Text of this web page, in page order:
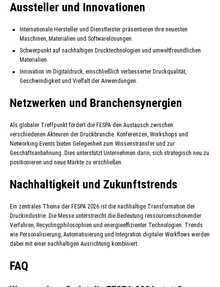
Aussteller und Innovationen
Internationale Hersteller und Dienstleister präsentieren ihre neuesten
Maschinen, Materialien und Softwarelösungen.
Schwerpunkt auf nachhaltigen Drucktechnologien und umweltfreundlichen
Materialien.
Innovation im Digitaldruck, einschließlich verbesserter Druckqualität,
Geschwindigkeit und Vielfalt der Anwendungen.
Netzwerken und Branchensynergien
Als globaler Treffpunkt fördert die FESPA den Austausch zwischen
verschiedenen Akteuren der Druckbranche. Konferenzen, Workshops und
Networking-Events bieten Gelegenheit zum Wissenstransfer und zur
Geschäftsanbahnung. Dies unterstützt Unternehmen darin, sich strategisch neu zu
positionieren und neue Märkte zu erschließen.
Nachhaltigkeit und Zukunftstrends
Ein zentrales Thema der FESPA 2026 ist die nachhaltige Transformation der
Druckindustrie. Die Messe unterstreicht die Bedeutung ressourcenschonender
Verfahren, Recyclingphilosophien und energieeffizienter Technologien. Trends
wie Personalisierung, Automatisierung und Integration digitaler Workflows werden
dabei mit einer nachhaltigen Ausrichtung kombiniert.
FAQ